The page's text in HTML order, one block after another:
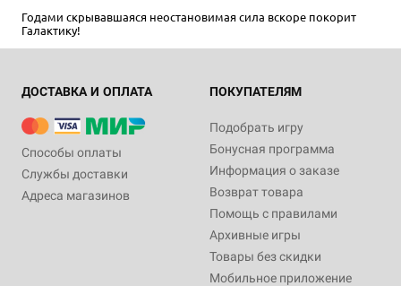
Годами скрывавшаяся неостановимая сила вскоре покорит
Галактику!
ДОСТАВКА И ОПЛАТА
Способы оплаты
Службы доставки
Адреса магазинов
ПОКУПАТЕЛЯМ
Подобрать игру
Бонусная программа
Информация о заказе
Возврат товара
Помощь с правилами
Архивные игры
Товары без скидки
Мобильное приложение